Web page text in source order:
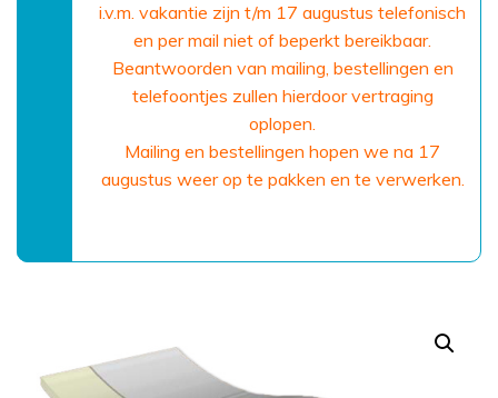
i.v.m. vakantie zijn t/m 17 augustus telefonisch
en per mail niet of beperkt bereikbaar.
Beantwoorden van mailing, bestellingen en
telefoontjes zullen hierdoor vertraging
oplopen.
Mailing en bestellingen hopen we na 17
augustus weer op te pakken en te verwerken.